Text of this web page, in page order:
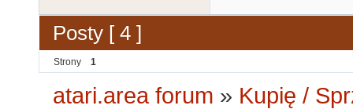
Posty [ 4 ]
Strony 1
atari.area forum » Kupię /